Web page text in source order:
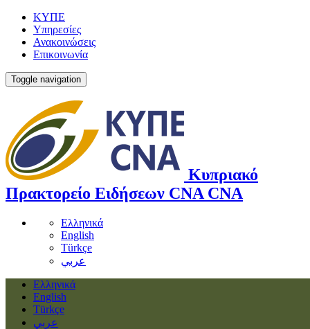
ΚΥΠΕ
Υπηρεσίες
Ανακοινώσεις
Επικοινωνία
Toggle navigation
Κυπριακό
Πρακτορείο Ειδήσεων CNA CNA
Ελληνικά
English
Türkçe
عربي
Ελληνικά
English
Türkçe
عربي